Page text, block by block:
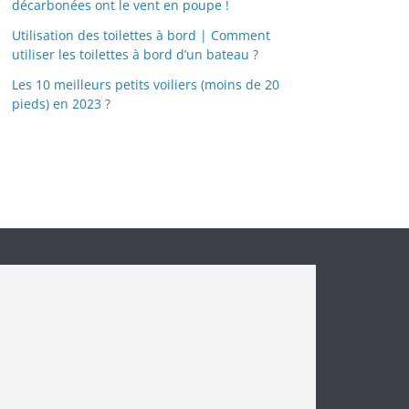
décarbonées ont le vent en poupe !
Utilisation des toilettes à bord | Comment
utiliser les toilettes à bord d’un bateau ?
Les 10 meilleurs petits voiliers (moins de 20
pieds) en 2023 ?